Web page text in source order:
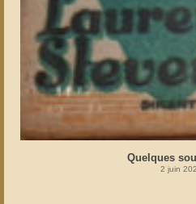
Quelques
2 juin